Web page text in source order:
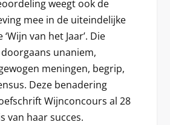
weegt ook de
mee in de uiteindelijke
van het Jaar’. Die
unaniem,
meningen, begrip,
Deze benadering
Wijnconcours al 28
van haar succes.